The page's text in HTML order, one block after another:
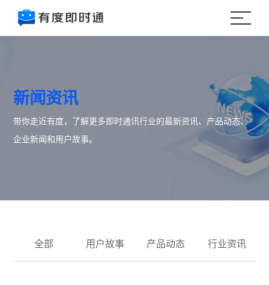
新闻资讯
带你走近有度，了解更多即时通讯行业的最新资讯、产品动态、
企业新闻和用户故事。
全部 用户故事 产品动态 行业资讯